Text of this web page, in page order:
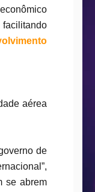
facilitando
aérea
de
se abrem